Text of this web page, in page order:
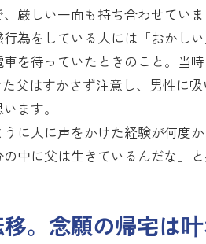
厳しい一面も持ち合わせてい
為をしている人には「おかし
を待っていたときのこと。当
はすかさず注意し、男性に
ます。
に人に声をかけた経験が何度
中に父は生きているんだな」と
。念願の帰宅は